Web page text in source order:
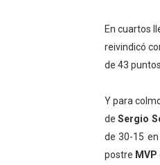
En cuartos
reivindicó
de 43
Y para
deSergio
de 30-15
postre MVP